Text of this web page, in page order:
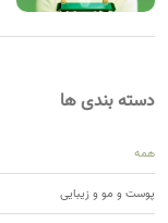
دسته بندی ها
همه
پوست و مو و زیبایی